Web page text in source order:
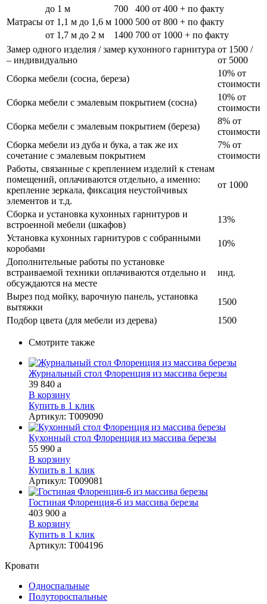
Матрасы
до 1 м 700 400 от 400 + по факту
от 1,1 м до 1,6 м 1000 500 от 800 + по факту
от 1,7 м до 2 м
1400 700 от 1000 + по факту
Замер одного изделия / замер кухонного гарнитура
– индивидуально
от 1500 /
от 5000
Сборка мебели (сосна, береза)
10% от
стоимости
Сборка мебели с эмалевым покрытием (сосна)
10% от
стоимости
Сборка мебели с эмалевым покрытием (береза)
8% от
стоимости
Сборка мебели из дуба и бука, а так же их
сочетание с эмалевым покрытием
7% от
стоимости
Работы, связанные с креплением изделий к стенам
помещений, оплачиваются отдельно, а именно:
крепление зеркала, фиксация неустойчивых
элементов и т.д.
от 1000
Сборка и установка кухонных гарнитуров и
встроенной мебели (шкафов)
13%
Установка кухонных гарнитуров с собранными
коробами
10%
Дополнительные работы по установке
встраиваемой техники оплачиваются отдельно и
обсуждаются на месте
инд.
Вырез под мойку, варочную панель, установка
вытяжки
1500
Подбор цвета (для мебели из дерева)
1500
Смотрите также
Журнальный стол Флоренция из массива березы
39 840 a
В корзину
Купить в 1 клик
Артикул: Т009090
Кухонный стол Флоренция из массива березы
55 990 a
В корзину
Купить в 1 клик
Артикул: Т009081
Гостиная Флоренция-6 из массива березы
403 900 a
В корзину
Купить в 1 клик
Артикул: Т004196
Кровати
Односпальные
Полутороспальные